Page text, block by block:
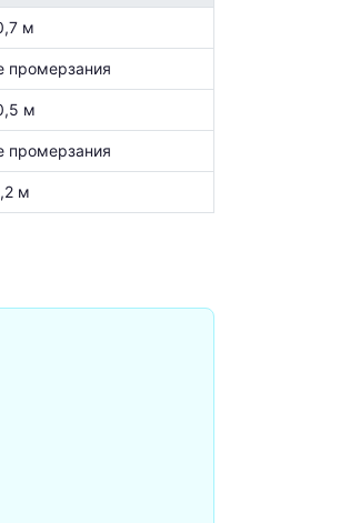
м
промерзания
м
промерзания
м